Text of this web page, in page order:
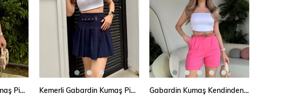
Kemerli Gabardin Kumaş Pinterest Etek SEPETE EKLE Kemerli Gabardin Kumaş Pinterest Etek SEPETE EKLE Gabardin Kumaş Kendinden Kemerli Cepli Şort